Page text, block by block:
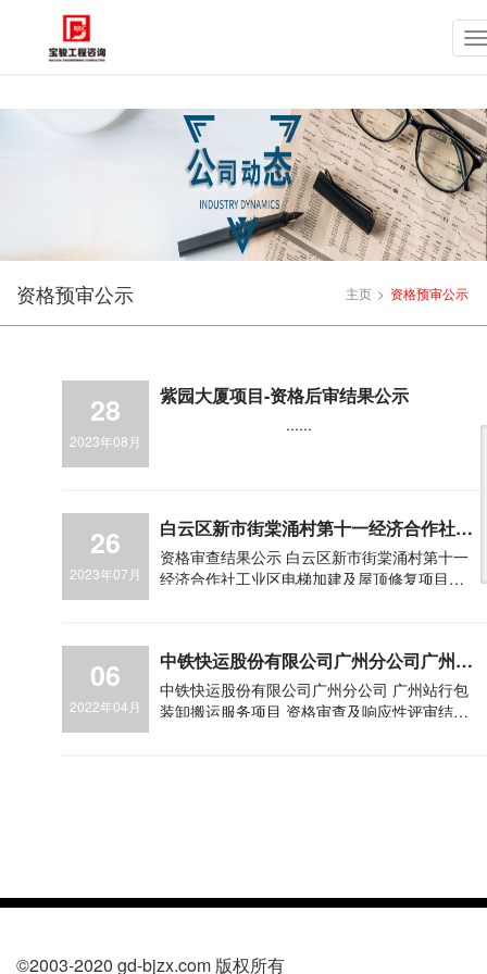
资格预审公示 主页 > 资格预审公示
28
2023年08月
紫园大厦项目-资格后审结果公示
......
26
2023年07月
白云区新市街棠涌村第十一经济合作社工
业区电梯加建及屋顶修复项目-资格审查
结果公示
资格审查结果公示 白云区新市街棠涌村第十一
经济合作社工业区电梯加建及屋顶修复项目资
06
2022年04月
中铁快运股份有限公司广州分公司广州站
行包装卸搬运服务项目资格审查及响应性
评审结果公示
中铁快运股份有限公司广州分公司 广州站行包
装卸搬运服务项目 资格审查及响应性评审结果
©2003-2020 gd-bjzx.com 版权所有